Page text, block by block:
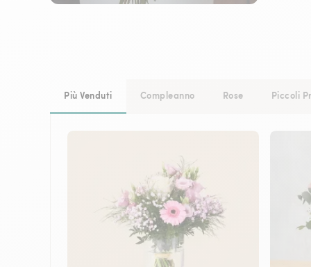
Più Venduti Compleanno Rose Piccoli